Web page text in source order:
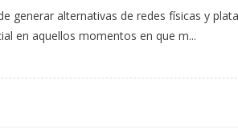
generar alternativas de redes físicas y
en aquellos momentos en que m...